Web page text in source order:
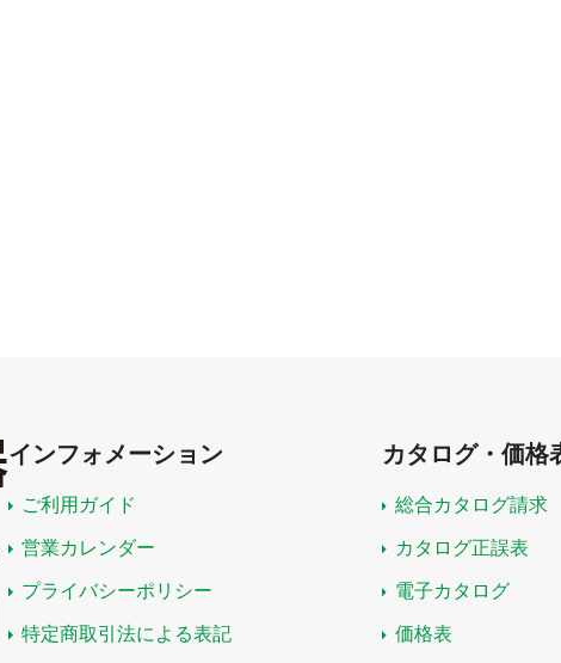
インフォメーション
ご利用ガイド
営業カレンダー
プライバシーポリシー
特定商取引法による表記
カタログ・価格
総合カタログ請求
カタログ正誤表
電子カタログ
価格表